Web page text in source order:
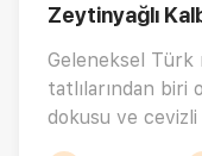
Zeytinyağlı
Geleneksel Türk
tatlılarından biri
dokusu ve cevizli